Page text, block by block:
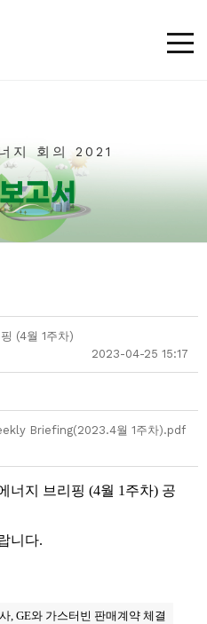
지 회의 2021​
고서
(4월 1주차)
2023-04-25 15:17
Briefing(2023.4월 1주차).pdf
너지 브리핑 (4월 1주차) 공
니다.
, GE와 가스터빈 판매계약 체결